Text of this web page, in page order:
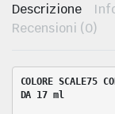
Descrizione
Recensioni (0)
COLORE SCALE75
DA 17 ml